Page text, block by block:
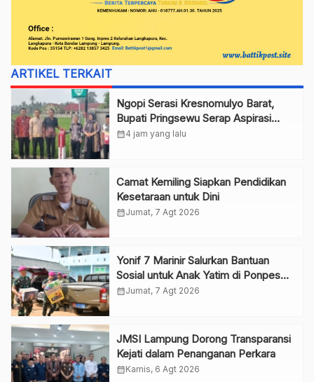
ARTIKEL TERKAIT
Ngopi Serasi Kresnomulyo Barat,
Bupati Pringsewu Serap Aspirasi
Warga
calendar_month4 jam yang lalu
Camat Kemiling Siapkan Pendidikan
Kesetaraan untuk Dini
calendar_monthJumat, 7 Agt 2026
Yonif 7 Marinir Salurkan Bantuan
Sosial untuk Anak Yatim di Ponpes
Nurul Huda
calendar_monthJumat, 7 Agt 2026
JMSI Lampung Dorong Transparansi
Kejati dalam Penanganan Perkara
calendar_monthKamis, 6 Agt 2026